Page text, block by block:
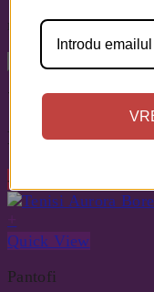
navigator pentru
This is a text for this
Produse similare
-55%
Quick View
Pantofi